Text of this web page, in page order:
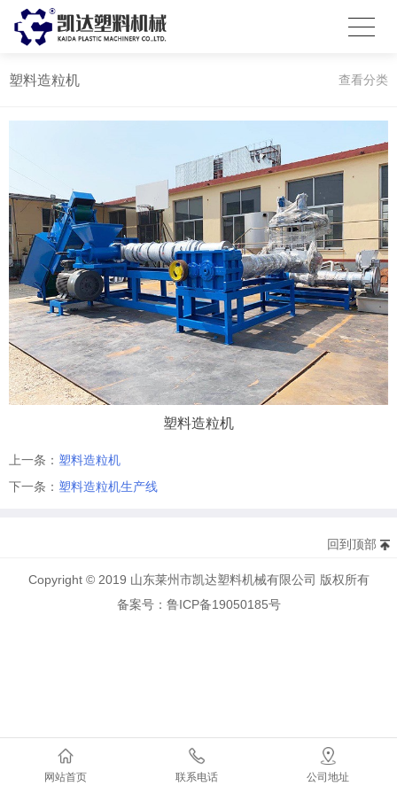
塑料造粒机 查看分类
塑料造粒机
上一条： 塑料造粒机
下一条： 塑料造粒机生产线
网站首页 联系电话 公司地址
回到顶部
Copyright © 2019 山东莱州市凯达塑料机械有限公司 版权所有
备案号：鲁ICP备19050185号